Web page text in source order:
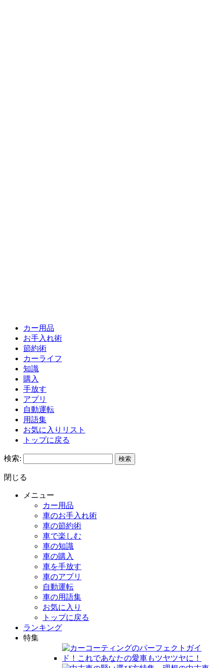
カー用品
お手入れ術
節約術
カーライフ
知識
購入
手放す
アプリ
自動運転
用語集
お気に入りリスト
トップに戻る
検索:
閉じる
メニュー
カー用品
車のお手入れ術
車の節約術
車で楽しむ
車の知識
車の購入
車を手放す
車のアプリ
自動運転
車の用語集
お気に入り
トップに戻る
ランキング
特集